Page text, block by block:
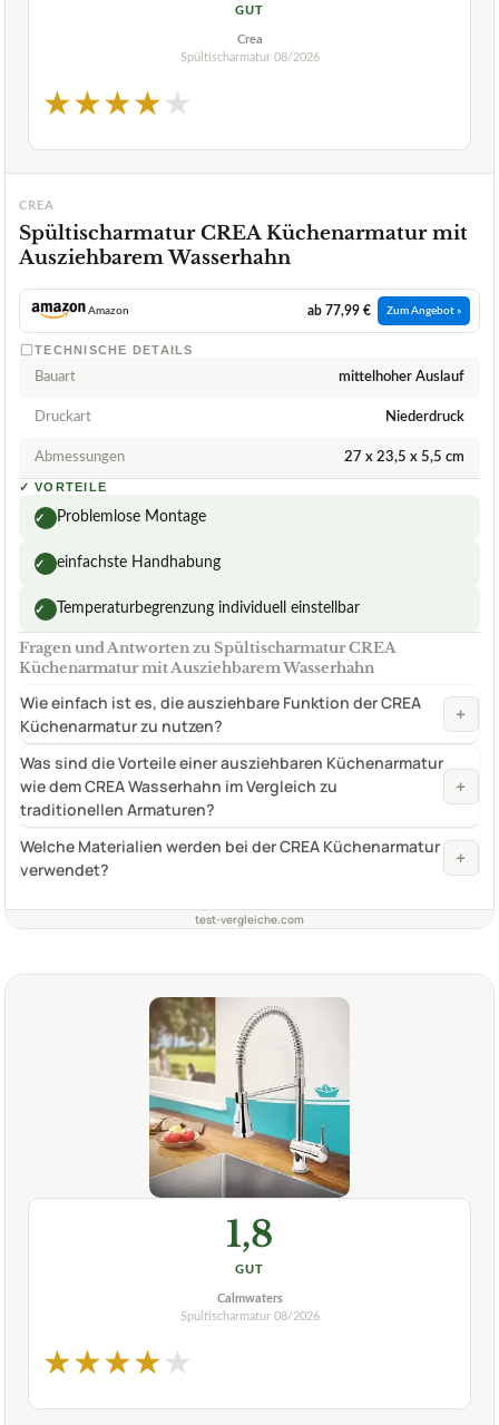
GUT
Crea
Spültischarmatur 08/2026
★★★★★
CREA
Spültischarmatur CREA Küchenarmatur mit
Ausziehbarem Wasserhahn
Amazon ab 77,99 € Zum Angebot »
TECHNISCHE DETAILS
Bauart mittelhoher Auslauf
Druckart Niederdruck
Abmessungen 27 x 23,5 x 5,5 cm
✓ VORTEILE
✓ Problemlose Montage
✓ einfachste Handhabung
✓ Temperaturbegrenzung individuell einstellbar
Fragen und Antworten zu Spültischarmatur CREA
Küchenarmatur mit Ausziehbarem Wasserhahn
Wie einfach ist es, die ausziehbare Funktion der CREA
Küchenarmatur zu nutzen?
+
Was sind die Vorteile einer ausziehbaren Küchenarmatur
wie dem CREA Wasserhahn im Vergleich zu
traditionellen Armaturen?
+
Welche Materialien werden bei der CREA Küchenarmatur
verwendet?
+
test-vergleiche.com
1,8
GUT
Calmwaters
Spültischarmatur 08/2026
★★★★★